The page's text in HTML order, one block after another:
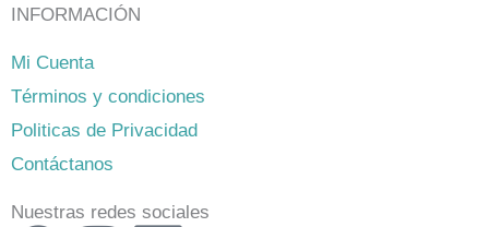
INFORMACIÓN
Mi Cuenta
Términos y condiciones
Politicas de Privacidad
Contáctanos
Nuestras redes sociales